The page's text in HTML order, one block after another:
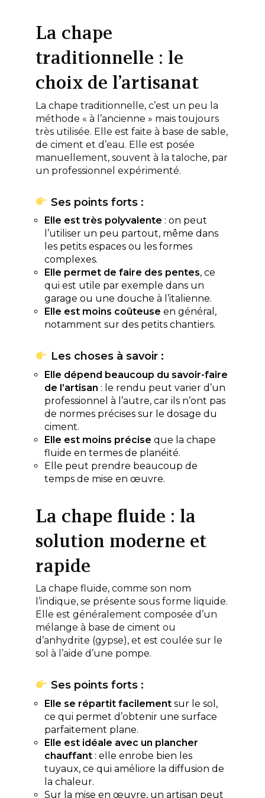
La chape
traditionnelle : le
choix de l’artisanat
La chape traditionnelle, c’est un peu la
méthode « à l’ancienne » mais toujours
très utilisée. Elle est faite à base de sable,
de ciment et d’eau. Elle est posée
manuellement, souvent à la taloche, par
un professionnel expérimenté.
Ses points forts :
Elle est très polyvalente : on peut
l’utiliser un peu partout, même dans
les petits espaces ou les formes
complexes.
Elle permet de faire des pentes, ce
qui est utile par exemple dans un
garage ou une douche à l’italienne.
Elle est moins coûteuse en général,
notamment sur des petits chantiers.
Les choses à savoir :
Elle dépend beaucoup du savoir-faire
de l’artisan : le rendu peut varier d’un
professionnel à l’autre, car ils n’ont pas
de normes précises sur le dosage du
ciment.
Elle est moins précise que la chape
fluide en termes de planéité.
Elle peut prendre beaucoup de
temps de mise en œuvre.
La chape fluide : la
solution moderne et
rapide
La chape fluide, comme son nom
l’indique, se présente sous forme liquide.
Elle est généralement composée d’un
mélange à base de ciment ou
d’anhydrite (gypse), et est coulée sur le
sol à l’aide d’une pompe.
Ses points forts :
Elle se répartit facilement sur le sol,
ce qui permet d’obtenir une surface
parfaitement plane.
Elle est idéale avec un plancher
chauffant : elle enrobe bien les
tuyaux, ce qui améliore la diffusion de
la chaleur.
Sur la mise en œuvre, un artisan peut